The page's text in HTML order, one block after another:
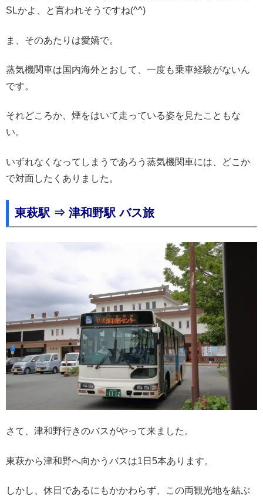
SLかよ、と言われそうですね(^^)
ま、そのあたりは愛嬌で。
蒸気機関車は国内海外とおして、一度も乗車経験がないん
です。
それどころか、煙をはいて走っている姿を見たこともな
い。
いずれなくなってしまうであろう蒸気機関車には、どこか
で対面したくありました。
東萩駅 ⇒ 津和野駅 バス旅
さて、津和野行きのバスがやって来ました。
東萩から津和野へ向かうバスは1日5本あります。
しかし、休日であるにもかかわらず、この両観光地を結ぶ